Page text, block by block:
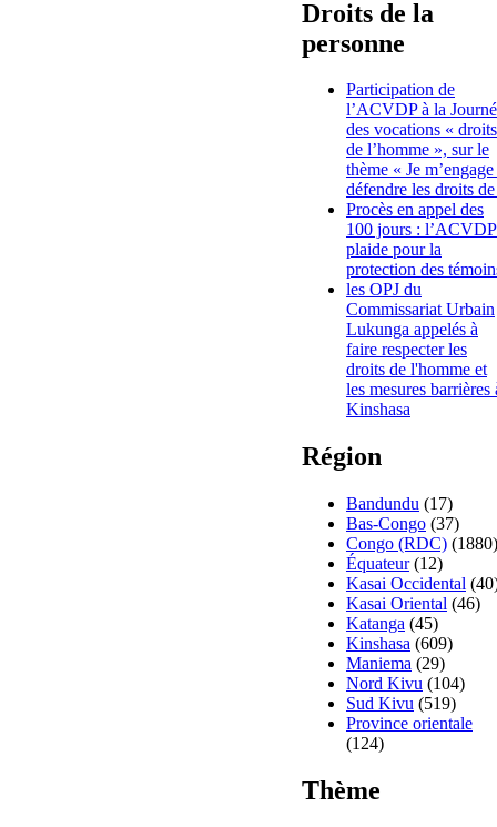
Droits de la
personne
Participation de
l’ACVDP à la
des vocations « droits
de l’homme », sur le
thème « Je m’engage
défendre les droits
Procès en appel des
100 jours : l’ACVDP
plaide pour la
protection des
les OPJ du
Commissariat Urbain
Lukunga appelés à
faire respecter les
droits de l'homme et
les mesures barrières
Kinshasa
Région
Bandundu (17)
Bas-Congo (37)
Congo (RDC) (1880)
Équateur(12)
Kasai Occidental
Kasai Oriental (46)
Katanga (45)
Kinshasa (609)
Maniema (29)
Nord Kivu (104)
Sud Kivu (519)
Province orientale
(124)
Thème